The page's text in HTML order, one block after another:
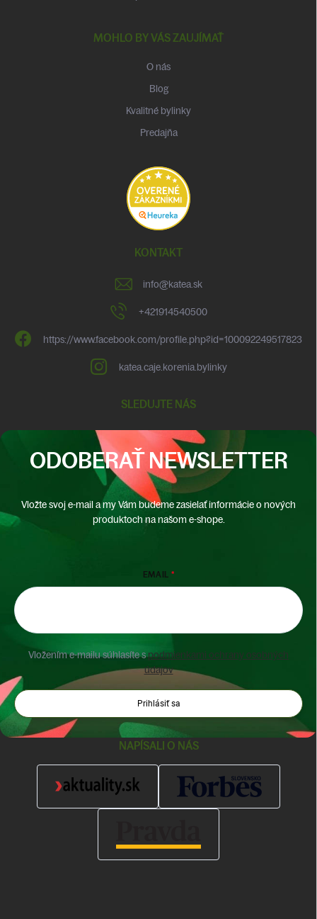
MOHLO BY VÁS ZAUJÍMAŤ
O nás
Blog
Kvalitné bylinky
Predajňa
KONTAKT
info@katea.sk
+421914540500
https://www.facebook.com/profile.php?id=100092249517823
katea.caje.korenia.bylinky
SLEDUJTE NÁS
ODOBERAŤ NEWSLETTER
Vložte svoj e-mail a my Vám budeme zasielať informácie o nových
produktoch na našom e-shope.
EMAIL
Vložením e-mailu súhlasíte spodmienkami ochrany osobných
údajov
Prihlásiť sa
NAPÍSALI O NÁS